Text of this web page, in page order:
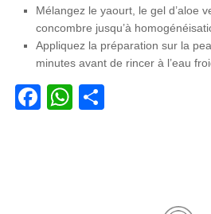
Mélangez le yaourt, le gel d’aloe
concombre jusqu’à
Appliquez la préparation sur la
minutes avant de rincer à l’eau
Facebook
WhatsApp